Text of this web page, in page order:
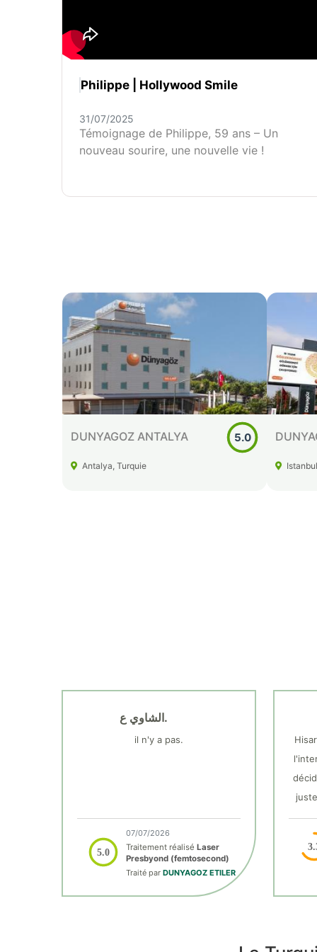
Philippe | Hollywood Smile
31/07/2025
Témoignage de Philippe, 59 ans – Un
nouveau sourire, une nouvelle vie !
DENT AKADEMI 4.8
Istanbul, Turquie
الشاوي ع.
il n'y a pas.
5.0
07/07/2026
Traitement réalisé Laser
Presbyond (femtosecond)
Traité par DUNYAGOZ ETILER